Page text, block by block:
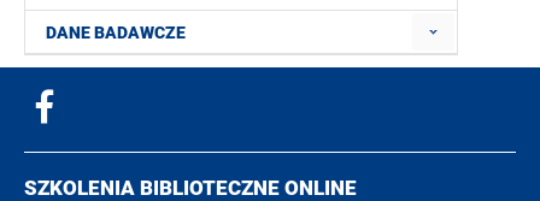
DANE BADAWCZE
SZKOLENIA BIBLIOTECZNE ONLINE